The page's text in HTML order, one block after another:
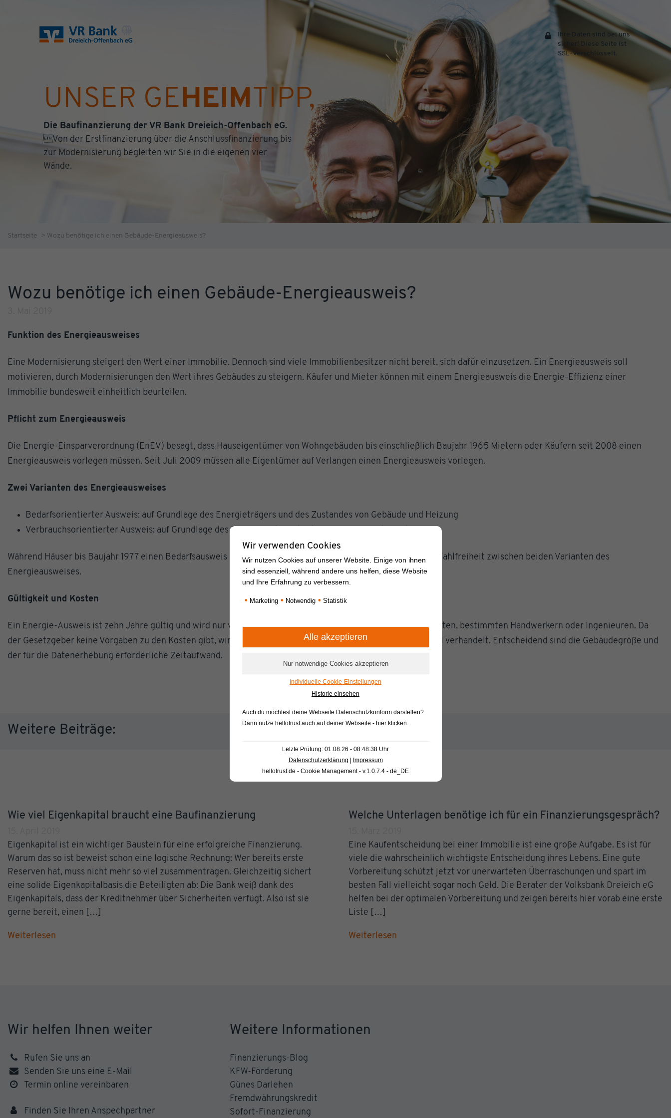
Ihre Daten sind bei uns
sicher! Diese Seite ist
SSL-Verschlüsselt.
UNSER GEHEIM TIPP,
Die Baufinanzierung der VR Bank Dreieich-Offenbach eG.
Von der Erstfinanzierung über die Anschlussfinanzierung bis
zur Modernisierung begleiten wir Sie in die eigenen vier
Wände.
Startseite > Wozu benötige ich einen Gebäude-Energieausweis?
Wozu benötige ich einen Gebäude-Energieausweis?
Funktion des Energieausweises
Eine Modernisierung steigert den Wert einer Immobilie. Dennoch sind viele Immobilienbesitzer nicht bereit, sich dafür einzusetzen. Ein Energieausweis soll
motivieren, durch Modernisierungen den Wert ihres Gebäudes zu steigern. Käufer und Mieter können mit einem Energieausweis die Energie-Effizienz einer
Immobilie bundesweit einheitlich beurteilen.
Pflicht zum Energieausweis
Die Energie-Einsparverordnung (EnEV) besagt, dass Hauseigentümer von Wohngebäuden bis einschließlich Baujahr 1965 Mietern oder Käufern seit 2008 einen
Energieausweis vorlegen müssen. Seit Juli 2009 müssen alle Eigentümer auf Verlangen einen Energieausweis vorlegen.
Zwei Varianten des Energieausweises
Bedarfsorientierter Ausweis: auf Grundlage des Energieträgers und des Zustandes von Gebäude und Heizung
Verbrauchsorientierter Ausweis: auf Grundlage des Energieverbrauchs der vergangenen drei Jahre
Während Häuser bis Baujahr 1977 einen Bedarfsausweis benötigen, besteht bei Häusern ab Baujahr 1977 die Wahlfreiheit zwischen beiden Varianten des
Energieausweises.
Gültigkeit und Kosten
Ein Energie-Ausweis ist zehn Jahre gültig und wird nur von Fachleuten ausgestellt, zum Beispiel von Architekten, bestimmten Handwerkern oder Ingenieuren. Da
der Gesetzgeber keine Vorgaben zu den Kosten gibt, wird der Preis zwischen Aussteller und Auftraggeber frei verhandelt. Entscheidend sind die Gebäudegröße und
der für die Datenerhebung erforderliche Zeitaufwand.
Weitere Beiträge:
Wie viel Eigenkapital braucht eine Baufinanzierung
Eigenkapital ist ein wichtiger Baustein für eine erfolgreiche Finanzierung.
Warum das so ist beweist schon eine logische Rechnung: Wer bereits erste
Reserven hat, muss nicht mehr so viel zusammentragen. Gleichzeitig sichert
eine solide Eigenkapitalbasis die Beteiligten ab: Die Bank weiß dank des
Eigenkapitals, dass der Kreditnehmer über Sicherheiten verfügt. Also ist sie
gerne bereit, einen […]
Weiterlesen
Welche Unterlagen benötige ich für ein Finanzierungsgespräch?
Eine Kaufentscheidung bei einer Immobilie ist eine große Aufgabe. Es ist für
viele die wahrscheinlich wichtigste Entscheidung ihres Lebens. Eine gute
Vorbereitung schützt jetzt vor unerwarteten Überraschungen und spart im
besten Fall vielleicht sogar noch Geld. Die Berater der Volksbank Dreieich eG
helfen bei der optimalen Vorbereitung und zeigen bereits hier vorab eine erste
Liste […]
Weiterlesen
Wir helfen Ihnen weiter
Rufen Sie uns an
Senden Sie uns eine E-Mail
Termin online vereinbaren
Finden Sie Ihren Anspechpartner
Weitere Informationen
Finanzierungs-Blog
KFW-Förderung
Günes Darlehen
Fremdwährungskredit
Sofort-Finanzierung
Wir verwenden Cookies
Wir nutzen Cookies auf unserer Website. Einige von ihnen
sind essenziell, während andere uns helfen, diese Website
und Ihre Erfahrung zu verbessern.
• Marketing • Notwendig • Statistik
Individuelle Cookie-Einstellungen
Historie einsehen
Auch du möchtest deine Webseite Datenschutzkonform darstellen?
Dann nutze hellotrust auch auf deiner Webseite - hier klicken
Letzte Prüfung: 01.08.26 - 08:48:38 Uhr
Datenschutzerklärung | Impressum
hellotrust.de - Cookie Management - v.1.0.7.4 - de_DE